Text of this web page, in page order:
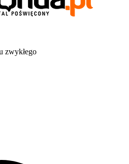
zwykłego